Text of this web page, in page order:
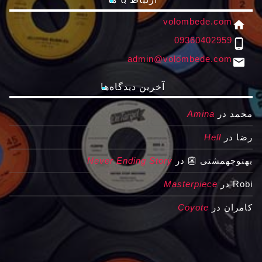
home
volombede.com
phone_android
09360402959
email
admin@volombede.com
آخرین دیدگاه‌ها
محمد در Amina
رضا در Hell
بهتوچهمشتی 👺 در Never Ending Story
Robiدر Masterpiece
کامران در Coyote